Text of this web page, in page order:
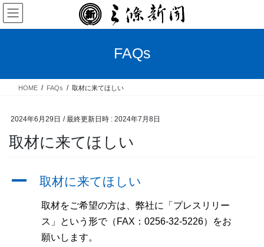
コ
ン
テ
ス
ナ
ビ
ゲ
ン
FAQs
HOME FAQs 取材に来てほしい
2024年6月29日 / 最終更新日時 : 2024年7月8日
取材に来てほしい
A 取材に来てほしい
取材をご希望の方は、弊社に「プレスリリー
ス」という形で（FAX：0256-32-5226）をお
願いします。